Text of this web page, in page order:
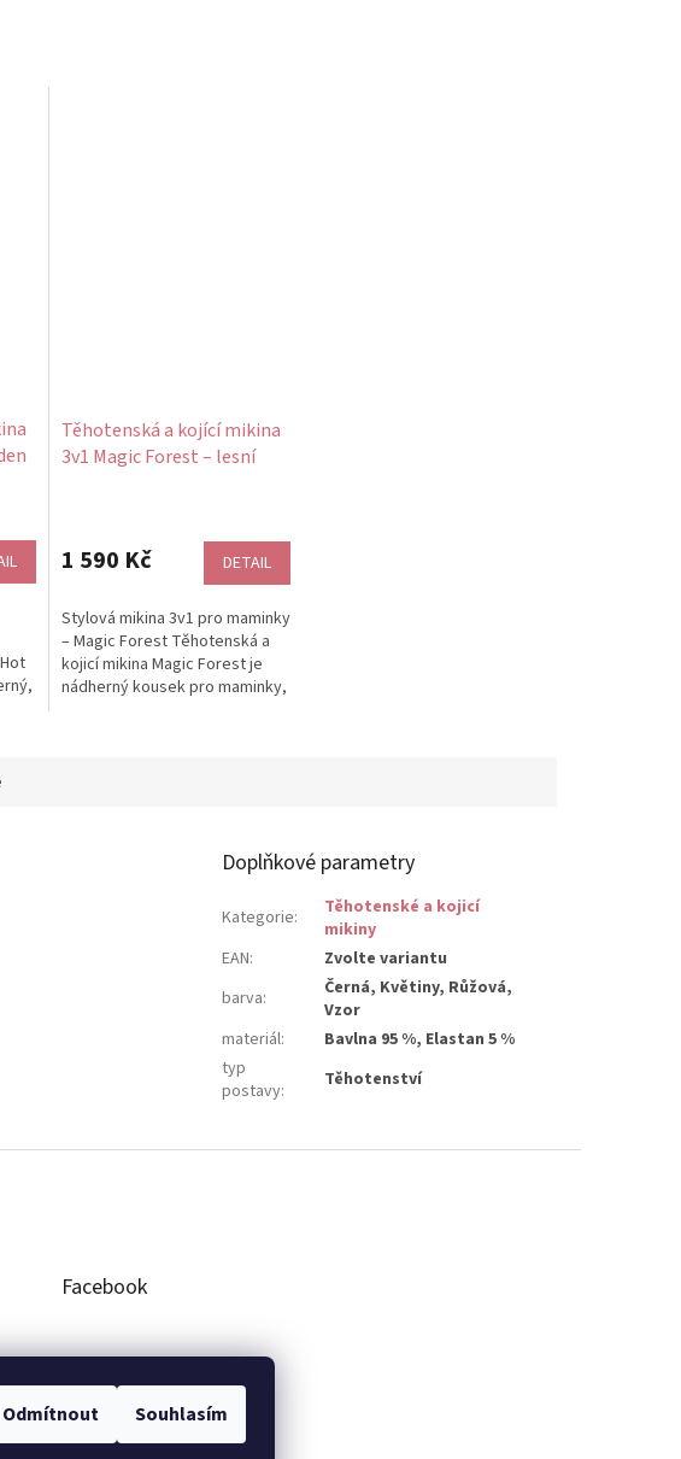
Odmítnout Souhlasím
Těhotenská a kojící mikina
3v1 Magic Forest – lesní
1 590 Kč DETAIL
Stylová mikina 3v1 pro maminky
– Magic Forest Těhotenská a
kojicí mikina Magic Forest je
nádherný kousek pro maminky,
Doplňkové parametry
Kategorie:
Těhotenské a kojicí
mikiny
EAN:
Zvolte variantu
barva:
Černá, Květiny, Růžová,
Vzor
materiál:
Bavlna 95 %, Elastan 5 %
typ
postavy: Těhotenství
Facebook